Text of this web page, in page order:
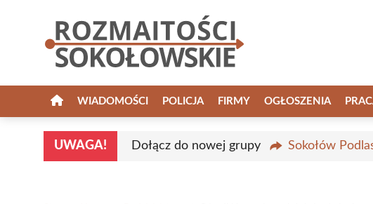
WIADOMOŚCI POLICJA FIRMY OGŁOSZENIA
UWAGA! Dołącz do nowej grupy Sokołów